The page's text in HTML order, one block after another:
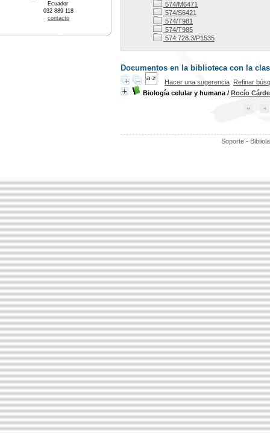
574/M6471
574/S6421
574/T981
574/T985
574:728.3/P1535
Documentos en la biblioteca con la
Hacer una sugerencia Refinar
Biología celular y humana / Rocío
Soporte -
Ecuador
032 889 118
contacto